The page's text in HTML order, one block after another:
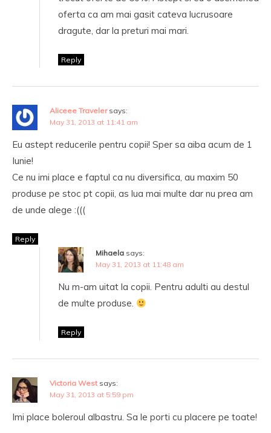
oferta ca am mai gasit cateva lucrusoare
dragute, dar la preturi mai mari.
Reply
Aliceee Traveler says:
May 31, 2013 at 11:41 am
Eu astept reducerile pentru copii! Sper sa aiba acum de 1
Iunie!
Ce nu imi place e faptul ca nu diversifica, au maxim 50
produse pe stoc pt copii, as lua mai multe dar nu prea am
de unde alege :(((
Reply
Mihaela says:
May 31, 2013 at 11:48 am
Nu m-am uitat la copii. Pentru adulti au destul
de multe produse.
Reply
Victoria West says:
May 31, 2013 at 5:59 pm
Imi place boleroul albastru. Sa le porti cu placere pe toate!